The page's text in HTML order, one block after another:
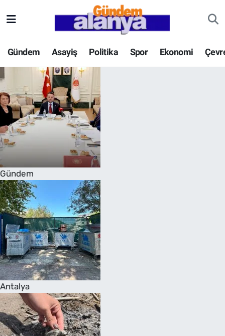
Gündem Asayiş Politika Spor Ekonomi
Gündem
Antalya